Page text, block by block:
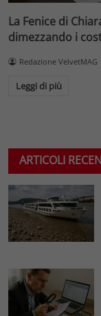
La Fenice di
dimezzando i
Redazione VelvetMAG
Leggi di più
ARTICOLI